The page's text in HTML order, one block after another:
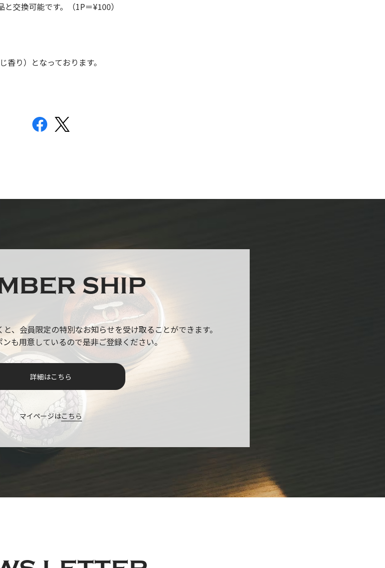
交換可能です。（1P＝¥100）
香り）となっております。
SHIP
、 会員限定の特別なお知らせを受け取ることができます。
も用意しているので是非ご登録ください。
詳細はこちら
マイページはこちら